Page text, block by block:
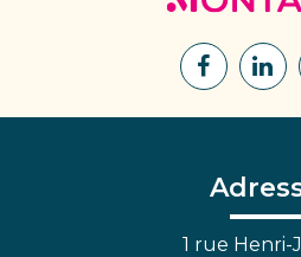
Lien
Facebook
Lien
1 rue Henri-